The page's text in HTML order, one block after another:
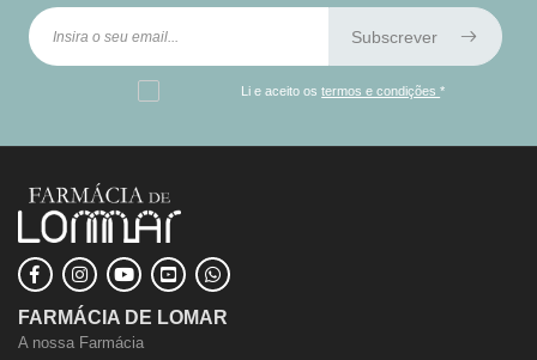
Subscrever
Li e aceito ostermos e condições*
FARMÁCIA DE LOMAR
A nossa Farmácia